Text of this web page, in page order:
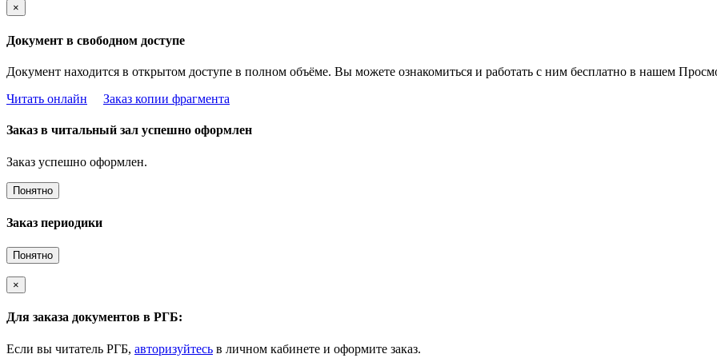
×
Документ в свободном доступе
Документ находится в открытом доступе в полном объёме. Вы можете ознакомиться и работать с ним бесплатно в нашем
Читать онлайн
Заказ копии фрагмента
Заказ в читальный зал успешно оформлен
Заказ успешно оформлен.
Понятно
Заказ периодики
Понятно
×
Для заказа документов в РГБ:
Если вы читатель РГБ, авторизуйтесь в личном кабинете и оформите заказ.